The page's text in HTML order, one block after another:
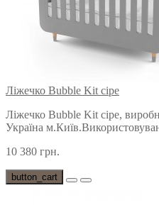
Ліжечко Bubble Kit сіре
Ліжечко Bubble Kit сіре,
Україна
10 380 грн.
button_cart